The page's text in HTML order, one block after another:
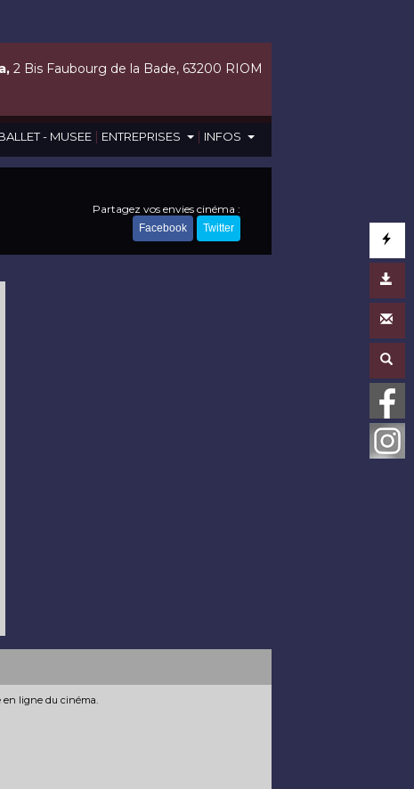
- MUSEE | ENTREPRISES | INFOS
2 Bis Faubourg de la Bade, 63200 RIOM
Partagez vos envies cinéma :
Facebook Twitter
en ligne du cinéma.